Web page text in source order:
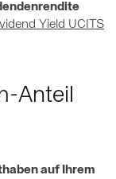
Yield UCITS
Anteil
auf Ihrem